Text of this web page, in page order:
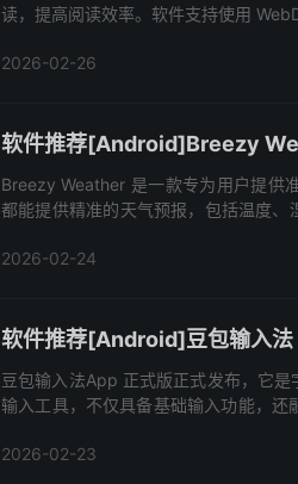
读，提高阅读效率。软件支持使用
面。 ...
2026-02-26
软件推荐[Android]Breezy
Breezy Weather 是一款专为用户提供
都能提供精准的天气预报，包括温度、
2026-02-24
软件推荐[Android]豆包输入法
豆包输入法App 正式版正式发布，它
输入工具，不仅具备基础输入功能，还
2026-02-23